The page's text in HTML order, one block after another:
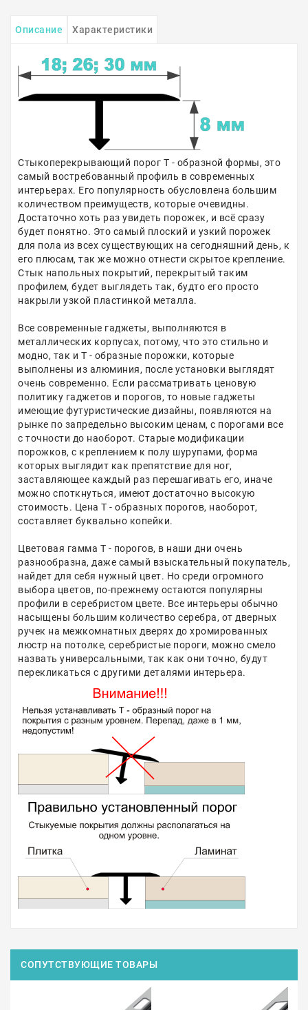
Описание Характеристики
Стыкоперекрывающий порог Т - образной формы, это
самый востребованный профиль в современных
интерьерах. Его популярность обусловлена большим
количеством преимуществ, которые очевидны.
Достаточно хоть раз увидеть порожек, и всё сразу
будет понятно. Это самый плоский и узкий порожек
для пола из всех существующих на сегодняшний день, к
его плюсам, так же можно отнести скрытое крепление.
Стык напольных покрытий, перекрытый таким
профилем, будет выглядеть так, будто его просто
накрыли узкой пластинкой металла.
Все современные гаджеты, выполняются в
металлических корпусах, потому, что это стильно и
модно, так и Т - образные порожки, которые
выполнены из алюминия, после установки выглядят
очень современно. Если рассматривать ценовую
политику гаджетов и порогов, то новые гаджеты
имеющие футуристические дизайны, появляются на
рынке по запредельно высоким ценам, с порогами все
с точности до наоборот. Старые модификации
порожков, с креплением к полу шурупами, форма
которых выглядит как препятствие для ног,
заставляющее каждый раз перешагивать его, иначе
можно споткнуться, имеют достаточно высокую
стоимость. Цена Т - образных порогов, наоборот,
составляет буквально копейки.
Цветовая гамма Т - порогов, в наши дни очень
разнообразна, даже самый взыскательный покупатель,
найдет для себя нужный цвет. Но среди огромного
выбора цветов, по-прежнему остаются популярны
профили в серебристом цвете. Все интерьеры обычно
насыщены большим количество серебра, от дверных
ручек на межкомнатных дверях до хромированных
люстр на потолке, серебристые пороги, можно смело
назвать универсальными, так как они точно, будут
перекликаться с другими деталями интерьера.
СОПУТСТВУЮЩИЕ ТОВАРЫ